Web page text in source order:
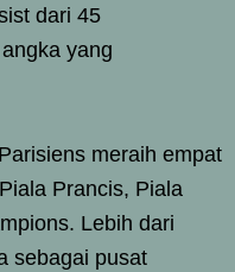
dari 45
yang
meraih empat
Prancis, Piala
Lebih dari
sebagai pusat